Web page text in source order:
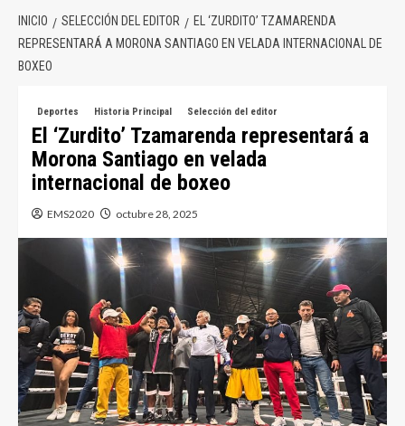
INICIO SELECCIÓN DEL EDITOR
EL ‘ZURDITO’ TZAMARENDA
REPRESENTARÁ A MORONA SANTIAGO EN VELADA INTERNACIONAL DE
BOXEO
Deportes Historia Principal Selección del editor
El ‘Zurdito’ Tzamarenda representará a
Morona Santiago en velada
internacional de boxeo
EMS2020 octubre 28, 2025